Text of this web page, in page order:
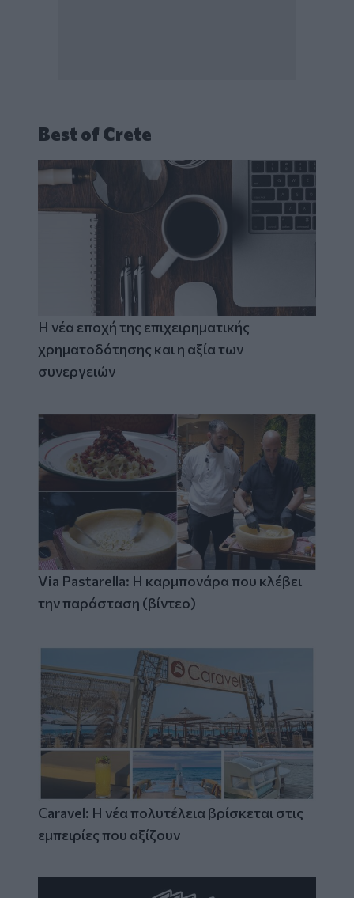
Best of Crete
Η νέα εποχή της επιχειρηματικής
χρηματοδότησης και η αξία των
συνεργειών
Via Pastarella: Η καρμπονάρα που κλέβει
την παράσταση (βίντεο)
Caravel: Η νέα πολυτέλεια βρίσκεται στις
εμπειρίες που αξίζουν